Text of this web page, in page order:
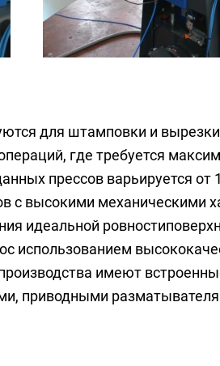
для штамповки и
где требуется
прессов варьируется
с высокими механическими
идеальной
использованием
имеют
приводными